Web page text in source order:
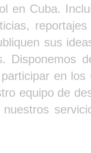
en Cuba.
sus
Disponemos
en
equipo de